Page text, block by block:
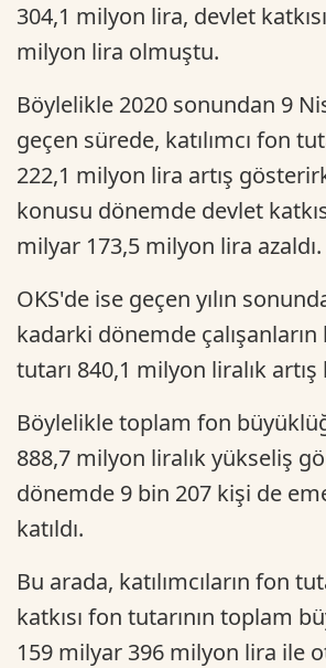
304,1 milyon lira, devlet
milyon lira olmuştu.
Böylelikle 2020 sonundan 9
geçen sürede, katılımcı fon
222,1 milyon lira artış
konusu dönemde devlet
milyar 173,5 milyon lira azaldı.
OKS'de ise geçen yılın
kadarki dönemde
tutarı 840,1 milyon liralık
Böylelikle toplam fon
888,7 milyon liralık yükseliş
dönemde 9 bin 207 kişi de
katıldı.
Bu arada, katılımcıların fon
katkısı fon tutarının toplam
159 milyar 396 milyon lira ile